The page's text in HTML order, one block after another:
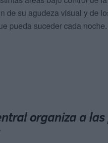
de su agudeza visual y de
pueda suceder cada noche.
organiza a